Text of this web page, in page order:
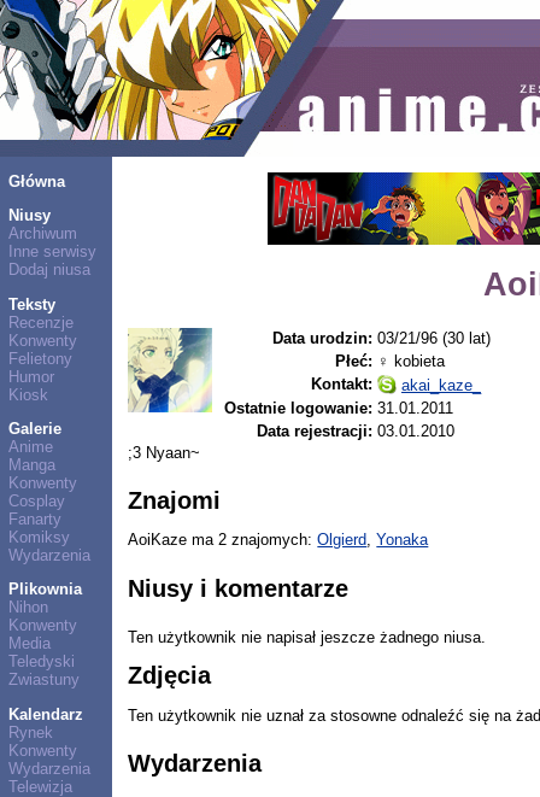
Główna
Niusy
Archiwum
Inne serwisy
Dodaj niusa
Teksty
Recenzje
Konwenty
Felietony
Humor
Kiosk
Galerie
Anime
Manga
Konwenty
Cosplay
Fanarty
Komiksy
Wydarzenia
Plikownia
Nihon
Konwenty
Media
Teledyski
Zwiastuny
Kalendarz
Rynek
Konwenty
Wydarzenia
Telewizja
Data urodzin: 03/21/96 (30 lat)
Płeć: ♀ kobieta
Kontakt:
akai_kaze_
Ostatnie logowanie: 31.01.2011
Data rejestracji: 03.01.2010
;3 Nyaan~
Znajomi
AoiKaze ma 2 znajomych:Olgierd,Yonaka
Niusy i komentarze
Ten użytkownik nie napisał jeszcze żadnego niusa.
Zdjęcia
Ten użytkownik nie uznał za stosowne odnaleźć się na
Wydarzenia